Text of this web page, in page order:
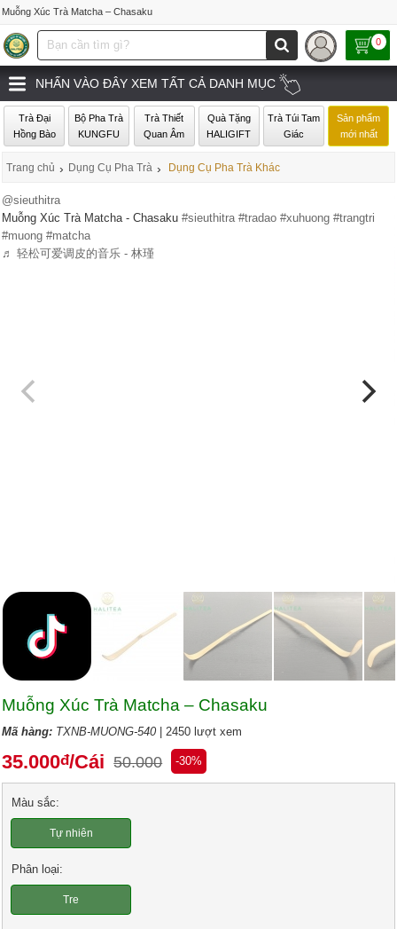
Muỗng Xúc Trà Matcha – Chasaku
0
NHẤN VÀO ĐÂY XEM TẤT CẢ DANH MỤC
Trà Đại
Hồng Bào
Bộ Pha Trà
KUNGFU
Trà Thiết
Quan Âm
Quà Tặng
HALIGIFT
Trà Túi Tam
Giác
Sản phẩm
mới nhất
Trang chủ › Dụng Cụ Pha Trà › Dụng Cụ Pha Trà Khác
@sieuthitra
Muỗng Xúc Trà Matcha - Chasaku#sieuthitra #tradao #xuhuong #trangtri
#muong #matcha
♬ 轻松可爱调皮的音乐 - 林瑾
Muỗng Xúc Trà Matcha – Chasaku
Mã hàng: TXNB-MUONG-540 | 2450 lượt xem
35.000đ/Cái 50.000 -30%
Màu sắc:
Tự nhiên
Phân loại:
Tre